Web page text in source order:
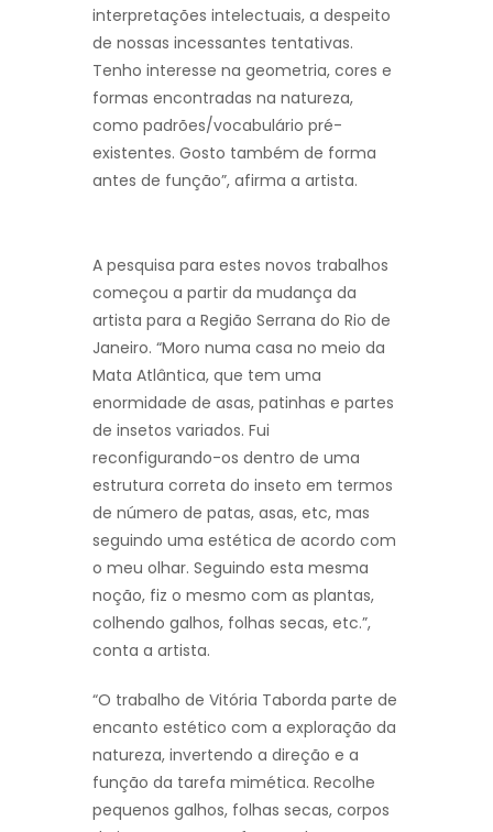
interpretações intelectuais, a despeito
de nossas incessantes tentativas.
Tenho interesse na geometria, cores e
formas encontradas na natureza,
como padrões/vocabulário pré-
existentes. Gosto também de forma
antes de função”, afirma a artista.
A pesquisa para estes novos trabalhos
começou a partir da mudança da
artista para a Região Serrana do Rio de
Janeiro. “Moro numa casa no meio da
Mata Atlântica, que tem uma
enormidade de asas, patinhas e partes
de insetos variados. Fui
reconfigurando-os dentro de uma
estrutura correta do inseto em termos
de número de patas, asas, etc, mas
seguindo uma estética de acordo com
o meu olhar. Seguindo esta mesma
noção, fiz o mesmo com as plantas,
colhendo galhos, folhas secas, etc.”,
conta a artista.
“O trabalho de Vitória Taborda parte de
encanto estético com a exploração da
natureza, invertendo a direção e a
função da tarefa mimética. Recolhe
pequenos galhos, folhas secas, corpos